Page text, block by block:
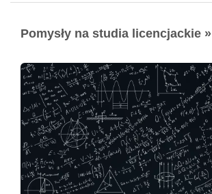
Pomysły na studia licencjackie »